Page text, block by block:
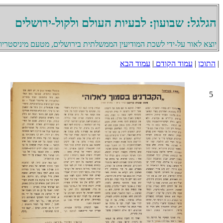
הגלגל: שבועון: לבעיות העולם ולקול-ירושלים
יוצא לאור על-ידי לשכת המודיעין הממשלתית בירושלים, מטעם
| התוכן | עמוד הקודם | עמוד הבא
5